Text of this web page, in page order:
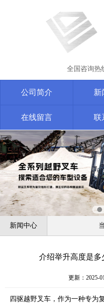
全国咨询热
公司简介 新
在线留言 联
新闻中心
介绍举升高度是
更新：2025-
四驱越野叉车，作为一种专为